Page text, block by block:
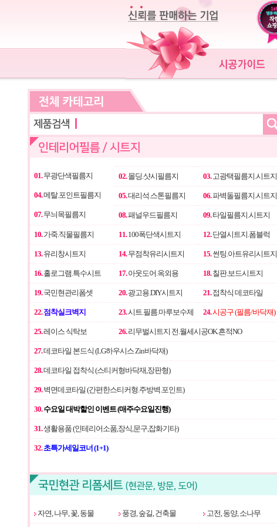
01.무광단색필름지 02.몰딩.샷시필름지 03.고광택필름지.시트지
04.메탈.포인트필름지 05.대리석.스톤필름지 06.파벽돌필름지.시트지
07.무늬목필름지 08.패널우드필름지 09.타일필름지.시트지
10.가죽.직물필름지 11.100폭단색시트지 12.단열시트지.폼블럭
13.유리창시트지 14.무점착유리시트지 15.썬팅.아트유리시트지
16.홀로그램.특수시트 17.아웃도어.옥외용 18.칠판.보드시트지
19.국민현관리폼셋 20.광고용.DIY시트지 21.접착식 데코타일
22. 점착실크벽지 23.시트.필름.마루보수제 24.시공구 (필름/바닥재)
25.레이스 식탁보 26.리무벌시트지 전.월세시공OK.흔적NO
27.데코타일 본드식 (LG하우시스 Zin바닥재)
28.데코타일 접착식 (스티커형바닥재,장판형)
29.벽면데코타일 (간편한스티커형.주방벽.포인트)
30.수요일 대박할인 이벤트 (매주수요일진행)
31.생활용품 (인테리어소품,장식,문구,잡화기타)
32.초특가세일코너 (1+1)
자연, 나무, 꽃, 동물 풍경, 숲길, 건축물 고전, 동양, 소나무